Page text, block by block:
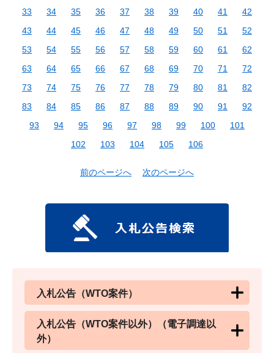
33
34 35 36 37 38 39 40 41
42
43
44 45 46 47 48 49 50 51
52
53
54 55 56 57 58 59 60 61
62
63
64 65 66 67 68 69 70 71
72
73
74 75 76 77 78 79 80 81
82
83
84 85 86 87 88 89 90 91
92
93
94 95 96 97 98 99 100
101
102
103 104 105 106
前のページへ 次のページへ
入札公告（WTO案件）
入札公告（WTO案件以外）（電子調達以
外）